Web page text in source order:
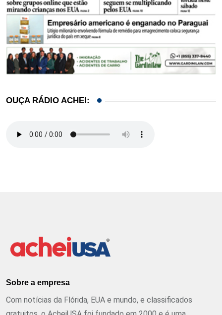
OUÇA RÁDIO ACHEI:
Sobre a empresa
Com notícias da Flórida, EUA e mundo, e classificados